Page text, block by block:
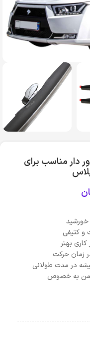
دار مناسب برای
خورشید
و کثیفی
بهتر
زمان حرکت
در مدت طولانی
به خصوص